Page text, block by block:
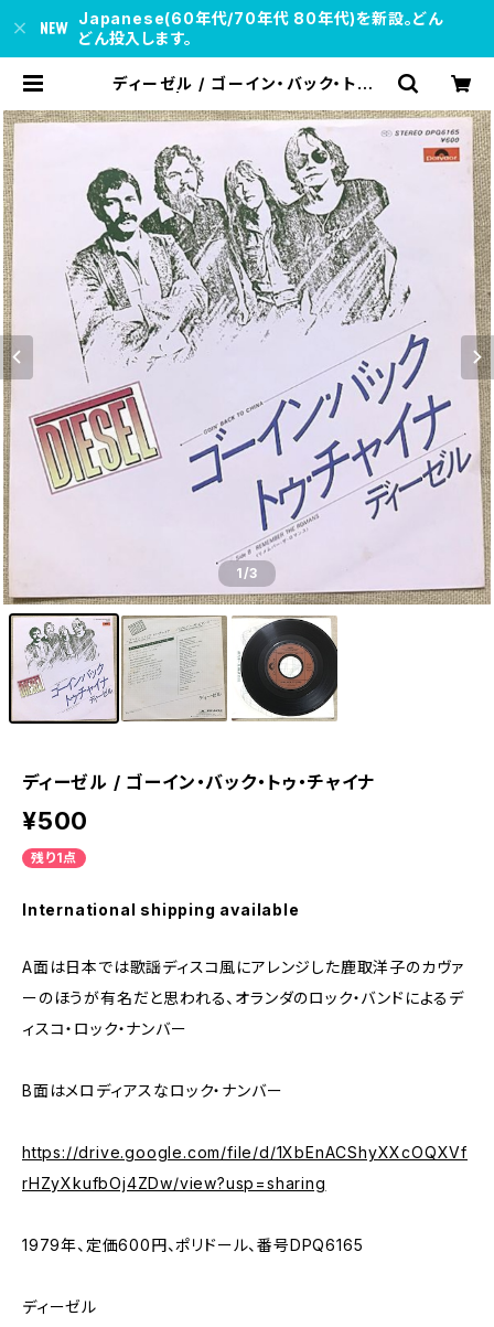
Japanese(60年代/70年代 80年代)を新設。どん
どん投入します。
ディーゼル / ゴーイン・バック・トゥ・
1/3
ディーゼル / ゴーイン・バック・トゥ・チャイナ
¥500
残り1点
International shipping available
A面は日本では歌謡ディスコ風にアレンジした鹿取洋子のカヴァ
ーのほうが有名だと思われる、オランダのロック・バンドによるデ
ィスコ・ロック・ナンバー
B面はメロディアスなロック・ナンバー
https://drive.google.com/file/d/1XbEnACShyXXcOQXVf
rHZyXkufbOj4ZDw/view?usp=sharing
1979年、定価600円、ポリドール、番号DPQ6165
ディーゼル